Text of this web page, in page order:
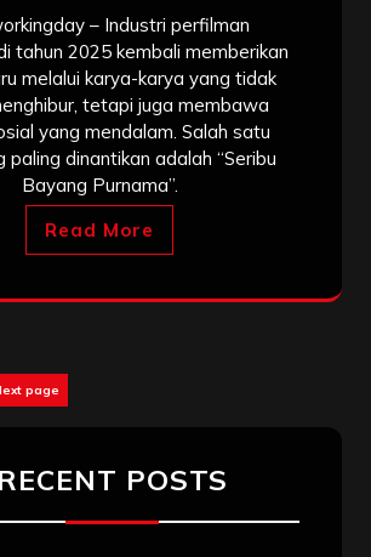
– Industri perfilman
tahun 2025 kembali memberikan
melalui karya-karya yang tidak
tetapi juga membawa
yang mendalam. Salah satu
paling dinantikan adalah “Seribu
Bayang Purnama”.
Read More
page
RECENT POSTS